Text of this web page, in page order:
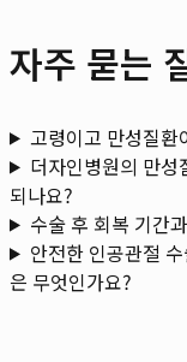
자주 묻는
고령이고 만성질환
더자인병원의 만성
되나요?
수술 후 회복 기간
안전한 인공관절
은 무엇인가요?